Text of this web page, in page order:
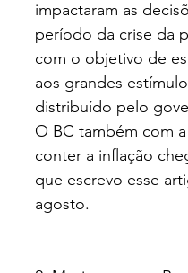
impactaram as
período da crise da
com o objetivo de
aos grandes
distribuído pelo
O BC também com
conter a inflação
que escrevo esse
agosto.